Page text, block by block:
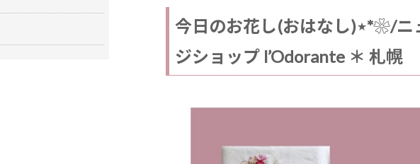
今日のお花し(おはなし)⋆*❀/ニ
ジショップ l’Odorante ＊ 札幌